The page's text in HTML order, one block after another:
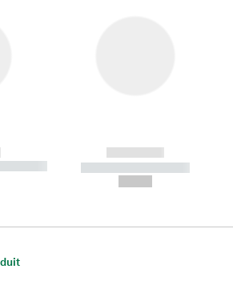
--------
------------
----------- -----------